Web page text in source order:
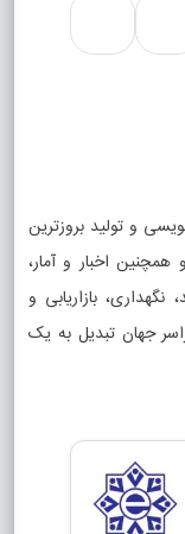
و تولید بروزترین
همچنین اخبار و آمار،
نگهداری، بازاریابی و
جهان تبدیل به یک